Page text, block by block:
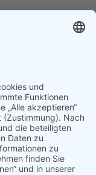
wp-
2026.pdf".
matthaeus-
sept/